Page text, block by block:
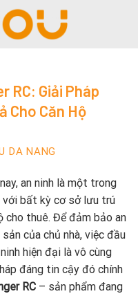
RC: Giải Pháp
Cho Căn Hộ
DA NANG
an ninh là một trong
với bất kỳ cơ sở lưu trú
cho thuê. Để đảm bảo an
của chủ nhà, việc đầu
hiện đại là vô cùng
đáng tin cậy đó chính
RC – sản phẩm đang